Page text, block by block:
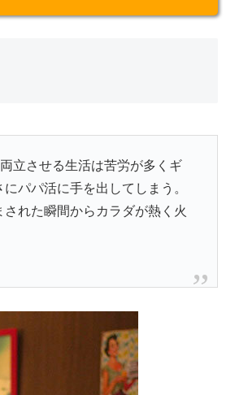
立させる生活は苦労が多くギ
パパ活に手を出してしまう。
れた瞬間からカラダが熱く火